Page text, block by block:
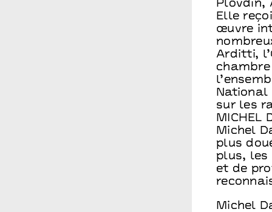
Plovdin,
Elle
œuvre
Arditti,
National
sur les
MICHEL
Michel
plus
plus, les
et de
Michel